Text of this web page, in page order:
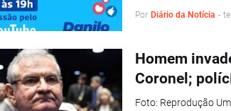
Por Diário da Notícia -
Homem
Coronel;
Foto: Reprodução